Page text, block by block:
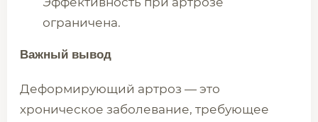
ограничена.
Важный вывод
Деформирующий артроз — это
хроническое заболевание, требующее